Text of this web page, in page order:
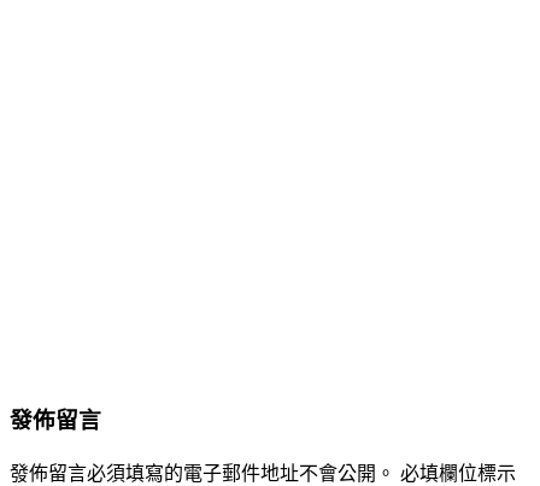
發佈留言
發佈留言必須填寫的電子郵件地址不會公開。 必填欄位標示